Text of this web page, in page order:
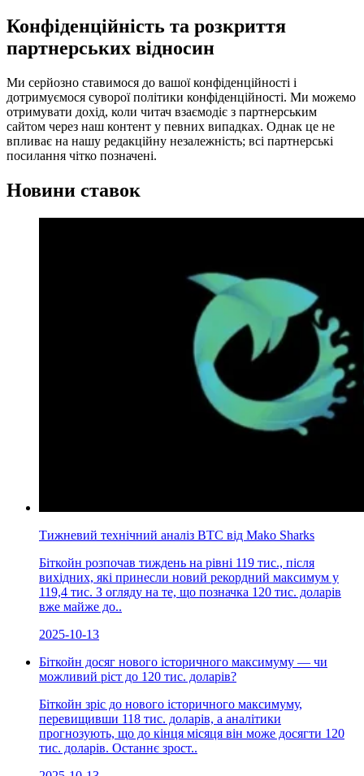
Конфіденційність та розкриття
партнерських відносин
Ми серйозно ставимося до вашої конфіденційності і
дотримуємося суворої політики конфіденційності. Ми можемо
отримувати дохід, коли читач взаємодіє з партнерським
сайтом через наш контент у певних випадках. Однак це не
впливає на нашу редакційну незалежність; всі партнерські
посилання чітко позначені.
Новини ставок
Тижневий технічний аналіз BTC від Mako Sharks
Біткойн розпочав тиждень на рівні 119 тис., після
вихідних, які принесли новий рекордний максимум у
119,4 тис. З огляду на те, що позначка 120 тис. доларів
вже майже до..
2025-10-13
Біткойн досяг нового історичного максимуму — чи
можливий ріст до 120 тис. доларів?
Біткойн зріс до нового історичного максимуму,
перевищивши 118 тис. доларів, а аналітики
прогнозують, що до кінця місяця він може досягти 120
тис. доларів. Останнє зрост..